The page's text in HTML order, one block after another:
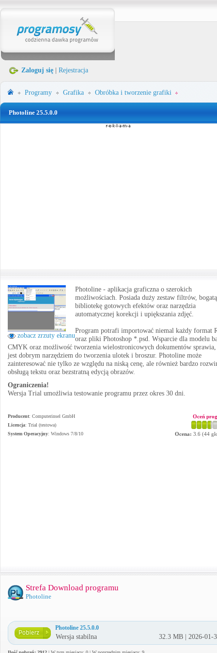
Zaloguj się Rejestracja
Programy Grafika Obróbka i tworzenie grafiki
Photoline 25.5.0.0
zobacz zrzuty ekranu
Photoline - aplikacja graficzna o szerokich
możliwościach. Posiada duży zestaw filtrów, bogatą
bibliotekę gotowych efektów oraz narzędzia
automatycznej korekcji i upiększania zdjęć.
Program potrafi importować niemal każdy format
oraz pliki Photoshop *.psd. Wsparcie dla modelu
CMYK oraz możliwość tworzenia wielostronicowych dokumentów sprawia,
jest dobrym narzędziem do tworzenia ulotek i broszur. Photoline może
zainteresować nie tylko ze względu na niską cenę, ale również bardzo
obsługą tekstu oraz bezstratną edycją obrazów.
Ograniczenia!
Wersja Trial umożliwia testowanie programu przez okres 30 dni.
Producent: Computerinsel GmbH
Licencja: Trial (testowa)
System Operacyjny: Windows 7/8/10
Oceń
Ocena: 3.6 (44
Strefa Download programu
Photoline
Photoline 25.5.0.0
Wersja stabilna 32.3 MB | 2026-01-